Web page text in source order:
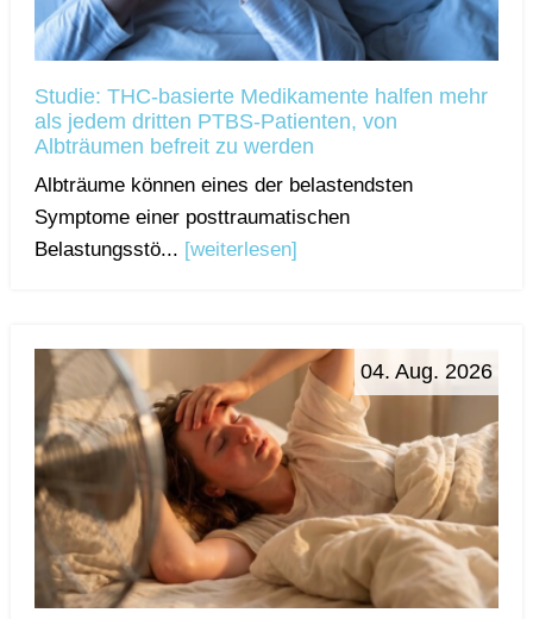
Studie: THC-basierte Medikamente halfen mehr
als jedem dritten PTBS-Patienten, von
Albträumen befreit zu werden
Albträume können eines der belastendsten
Symptome einer posttraumatischen
Belastungsstö... [weiterlesen]
04. Aug. 2026